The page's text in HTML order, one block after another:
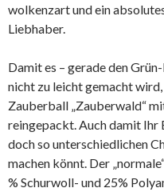
wolkenzart und ein
Liebhaber.
Damit es – gerade den
nicht zu leicht gemacht wird,
Zauberball „Zauberwald“
reingepackt. Auch damit Ihr
doch so unterschiedlichen
machen könnt. Der
% Schurwoll- und 25%